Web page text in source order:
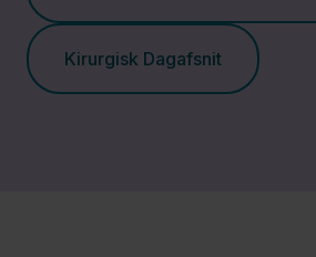
Klinisk
Mikrobiologisk
Kirurgisk Dagafsnit